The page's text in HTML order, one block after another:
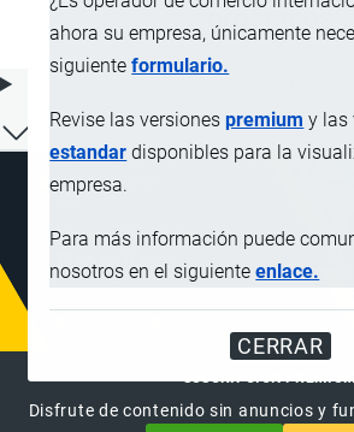
ahora su empresa, únicamente
siguienteformulario.
Revise las versionespremium y las
estandar disponibles para la
empresa.
Para más información puede
nosotros en el siguienteenlace.
CERRAR
orgánicos
SUSCRIPCIÓN
Disfrute de contenido sin anuncios y